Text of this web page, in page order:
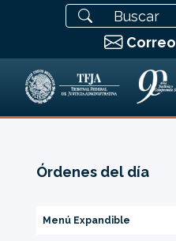
Correo
Órdenes del día
Menú Expandible